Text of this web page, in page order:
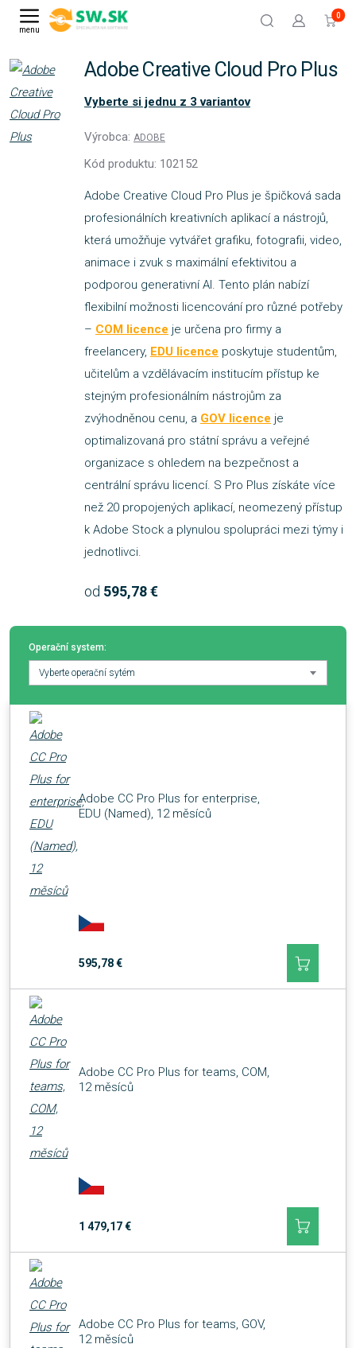
menu
0
Adobe Creative Cloud Pro Plus
Vyberte si jednu z 3 variantov
Výrobca: ADOBE
Kód produktu: 102152
Adobe Creative Cloud Pro Plus je špičková sada
profesionálních kreativních aplikací a nástrojů,
která umožňuje vytvářet grafiku, fotografii, video,
animace i zvuk s maximální efektivitou a
podporou generativní AI. Tento plán nabízí
flexibilní možnosti licencování pro různé potřeby
– COM licence je určena pro firmy a
freelancery, EDU licence poskytuje studentům,
učitelům a vzdělávacím institucím přístup ke
stejným profesionálním nástrojům za
zvýhodněnou cenu, a GOV licence je
optimalizovaná pro státní správu a veřejné
organizace s ohledem na bezpečnost a
centrální správu licencí. S Pro Plus získáte více
než 20 propojených aplikací, neomezený přístup
k Adobe Stock a plynulou spolupráci mezi týmy i
jednotlivci.
od 595,78 €
Operační system:
Vyberte operační sytém
Adobe CC Pro Plus for enterprise,
EDU (Named), 12 měsíců
595,78 €
Adobe CC Pro Plus for teams, COM,
12 měsíců
1 479,17 €
Adobe CC Pro Plus for teams, GOV,
12 měsíců